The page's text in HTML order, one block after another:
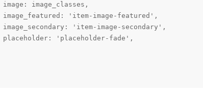
image: image_classes,
image_featured: 'item-image-featured',
image_secondary: 'item-image-secondary',
placeholder: 'placeholder-fade',